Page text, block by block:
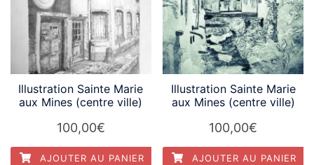
Illustration Sainte Marie
aux Mines (centre ville)
100,00€
AJOUTER AU PANIER
Illustration Sainte Marie
aux Mines (centre ville)
100,00€
AJOUTER AU PANIER